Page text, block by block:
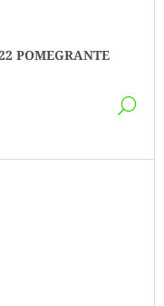
POMEGRANTE